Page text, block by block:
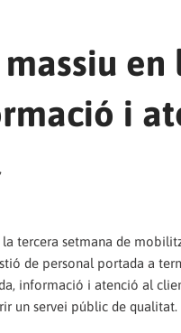
i
tercera setmana de
de personal portada a
informació i atenció al
un servei públic de qualitat.